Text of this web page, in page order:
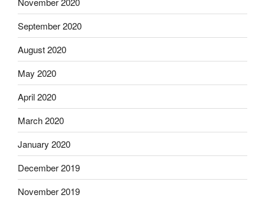
September 2020
August 2020
May 2020
April 2020
March 2020
January 2020
December 2019
November 2019